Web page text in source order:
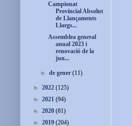
Campionat
Provincial Absolut
de Llançaments
Llargs...
Assemblea general
anual 2023 i
renovació de la
jun...
►de gener(11)
► 2022 (125)
► 2021 (94)
► 2020 (81)
► 2019 (204)